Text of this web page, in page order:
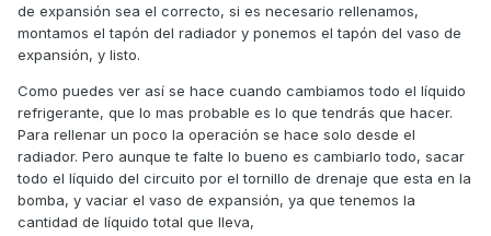
de expansión sea el correcto, si es necesario rellenamos,
montamos el tapón del radiador y ponemos el tapón del vaso de
expansión, y listo.
Como puedes ver así se hace cuando cambiamos todo el líquido
refrigerante, que lo mas probable es lo que tendrás que hacer.
Para rellenar un poco la operación se hace solo desde el
radiador. Pero aunque te falte lo bueno es cambiarlo todo, sacar
todo el líquido del circuito por el tornillo de drenaje que esta en la
bomba, y vaciar el vaso de expansión, ya que tenemos la
cantidad de líquido total que lleva,